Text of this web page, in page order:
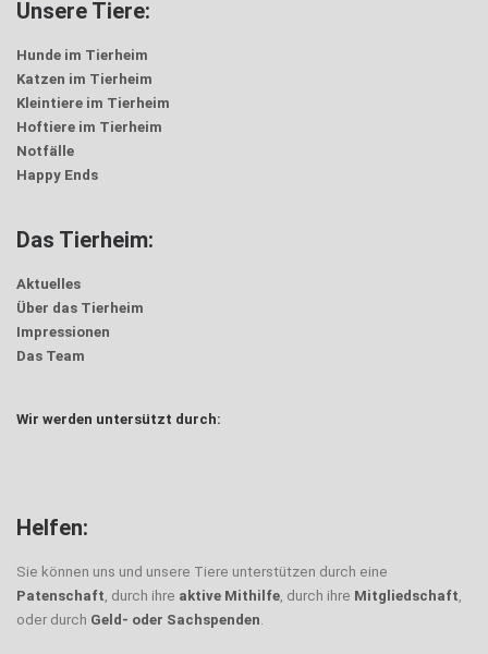
Unsere Tiere:
Hunde im Tierheim
Katzen im Tierheim
Kleintiere im Tierheim
Hoftiere im Tierheim
Notfälle
Happy Ends
Das Tierheim:
Aktuelles
Über das Tierheim
Impressionen
Das Team
Wir werden untersützt durch:
Helfen:
Sie können uns und unsere Tiere unterstützen durch eine
Patenschaft, durch ihre aktive Mithilfe, durch ihre Mitgliedschaft,
oder durch Geld- oder Sachspenden.